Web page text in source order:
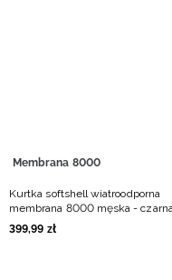
Membrana 8000
Kurtka softshell wiatroodporna
membrana 8000 męska -
399,99 zł